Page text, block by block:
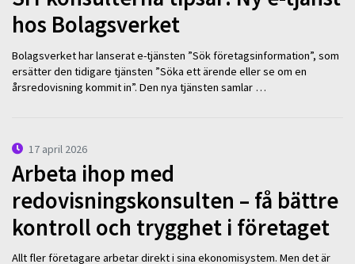
hos Bolagsverket
Bolagsverket har lanserat e-tjänsten ”Sök företagsinformation”, som
ersätter den tidigare tjänsten ”Söka ett ärende eller se om en
årsredovisning kommit in”. Den nya tjänsten samlar …
17 april 2026
Arbeta ihop med
redovisningskonsulten – få bättre
kontroll och trygghet i företaget
Allt fler företagare arbetar direkt i sina ekonomisystem. Men det är